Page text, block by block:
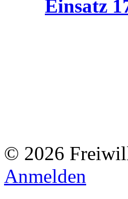
Einsatz
© 2026
Anmelden